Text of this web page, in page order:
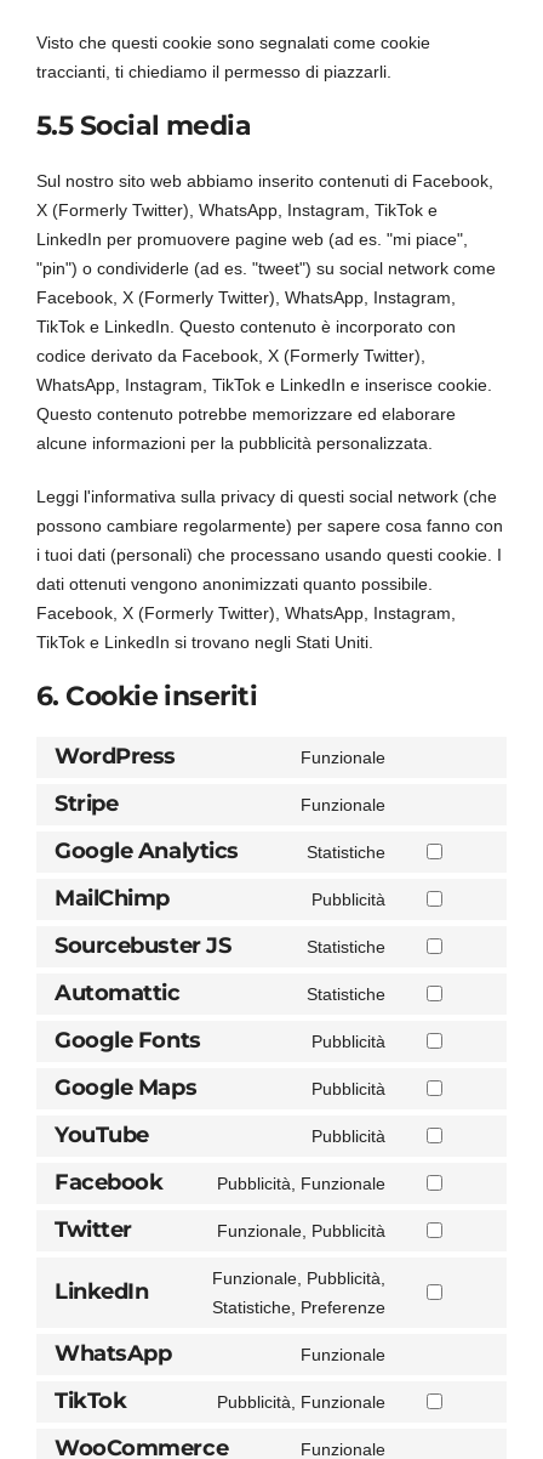
Visto che questi cookie sono segnalati come cookie
traccianti, ti chiediamo il permesso di piazzarli.
5.5 Social media
Sul nostro sito web abbiamo inserito contenuti di Facebook,
X (Formerly Twitter), WhatsApp, Instagram, TikTok e
LinkedIn per promuovere pagine web (ad es. "mi piace",
"pin") o condividerle (ad es. "tweet") su social network come
Facebook, X (Formerly Twitter), WhatsApp, Instagram,
TikTok e LinkedIn. Questo contenuto è incorporato con
codice derivato da Facebook, X (Formerly Twitter),
WhatsApp, Instagram, TikTok e LinkedIn e inserisce cookie.
Questo contenuto potrebbe memorizzare ed elaborare
alcune informazioni per la pubblicità personalizzata.
Leggi l'informativa sulla privacy di questi social network (che
possono cambiare regolarmente) per sapere cosa fanno con
i tuoi dati (personali) che processano usando questi cookie. I
dati ottenuti vengono anonimizzati quanto possibile.
Facebook, X (Formerly Twitter), WhatsApp, Instagram,
TikTok e LinkedIn si trovano negli Stati Uniti.
6. Cookie inseriti
WordPress Funzionale
wordpress
Stripe Funzionale
stripe
Google Analytics Statistiche
Consent
google-
analytics
MailChimp Pubblicità
Consent
mailchimp
Sourcebuster JS Statistiche
Consent
sourcebuster-
Automattic Statistiche
Consent
automattic
Google Fonts Pubblicità
Consent
google-
fonts
Google Maps Pubblicità
Consent
google-
maps
YouTube Pubblicità
Consent
youtube
Facebook Pubblicità, Funzionale
Consent
facebook
Twitter Funzionale, Pubblicità
Consent
service
LinkedIn
Funzionale, Pubblicità,
Statistiche, Preferenze
Consent
linkedin
WhatsApp Funzionale
TikTok Pubblicità, Funzionale
Consent
WooCommerce Funzionale